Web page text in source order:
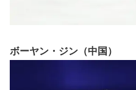
ボーヤン・ジン（中国）